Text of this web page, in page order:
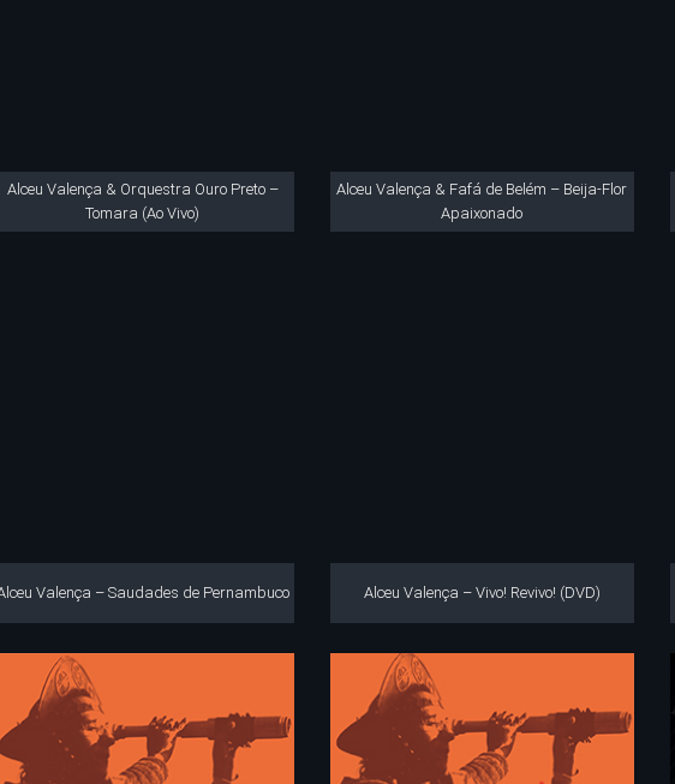
Alceu Valença & Orquestra Ouro Preto –
Tomara (Ao Vivo)
Alceu Valença & Fafá de Belém – Beija-Flor
Apaixonado
Valença – Saudades de Pernambuco Alceu Valença – Vivo! Revivo! (DVD)